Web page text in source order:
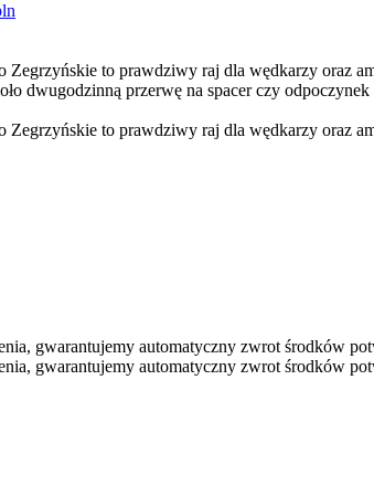
Zegrzyńskie to prawdziwy raj dla wędkarzy oraz
dwugodzinną przerwę na spacer czy
Zegrzyńskie to prawdziwy raj dla wędkarzy oraz
gwarantujemy automatyczny zwrot środków
gwarantujemy automatyczny zwrot środków